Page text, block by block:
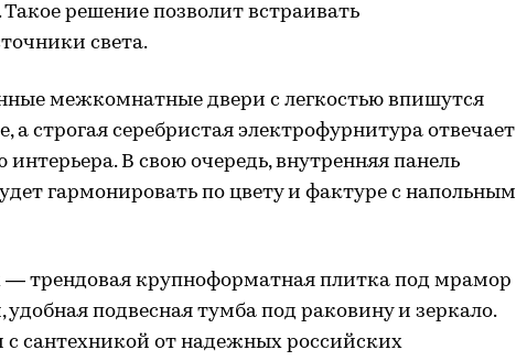
решение позволит встраивать
света.
межкомнатные двери с легкостью впишутся
а строгая серебристая электрофурнитура отвечает
В свою очередь, внутренняя панель
гармонировать по цвету и фактуре с напольным
трендовая крупноформатная плитка под мрамор
удобная подвесная тумба под раковину и зеркало.
с сантехникой от надежных российских